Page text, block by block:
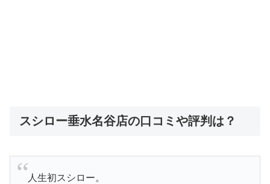
スシロー垂水名谷店の口コミや評判は？
人生初スシロー。